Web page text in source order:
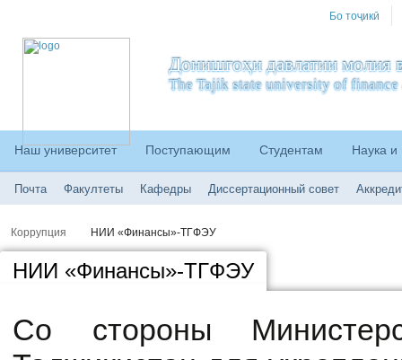
Бо тоҷикӣ
Донишгоҳи давлатии молия
The Tajik state university of finance
Наш университет Поступающим Студентам Наука и
Почта Факултеты Кафедры Диссертационный совет
Коррупция НИИ «Финансы»-ТГФЭУ
НИИ «Финансы»-ТГФЭУ
Со стороны